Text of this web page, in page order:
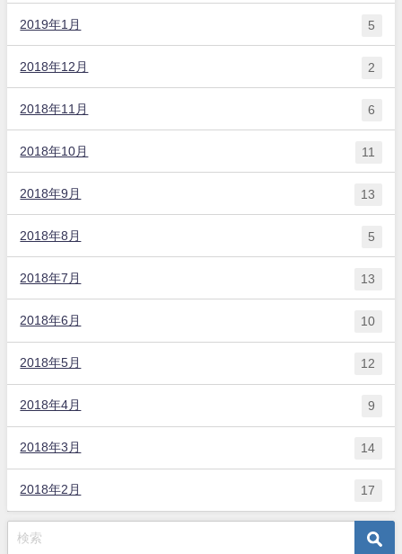
2019年1月 5
2018年12月 2
2018年11月 6
2018年10月 11
2018年9月 13
2018年8月 5
2018年7月 13
2018年6月 10
2018年5月 12
2018年4月 9
2018年3月 14
2018年2月 17